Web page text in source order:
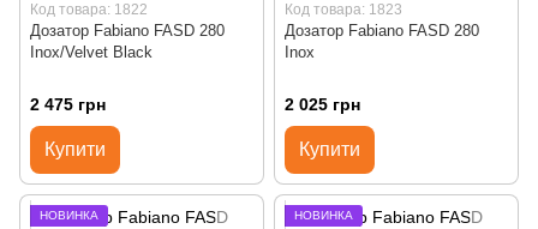
Код товара: 1822
Дозатор Fabiano FASD 280
Inox/Velvet Black
2 475 грн
Купити
Код товара: 1823
Дозатор Fabiano FASD 280
Inox
2 025 грн
Купити
НОВИНКА НОВИНКА